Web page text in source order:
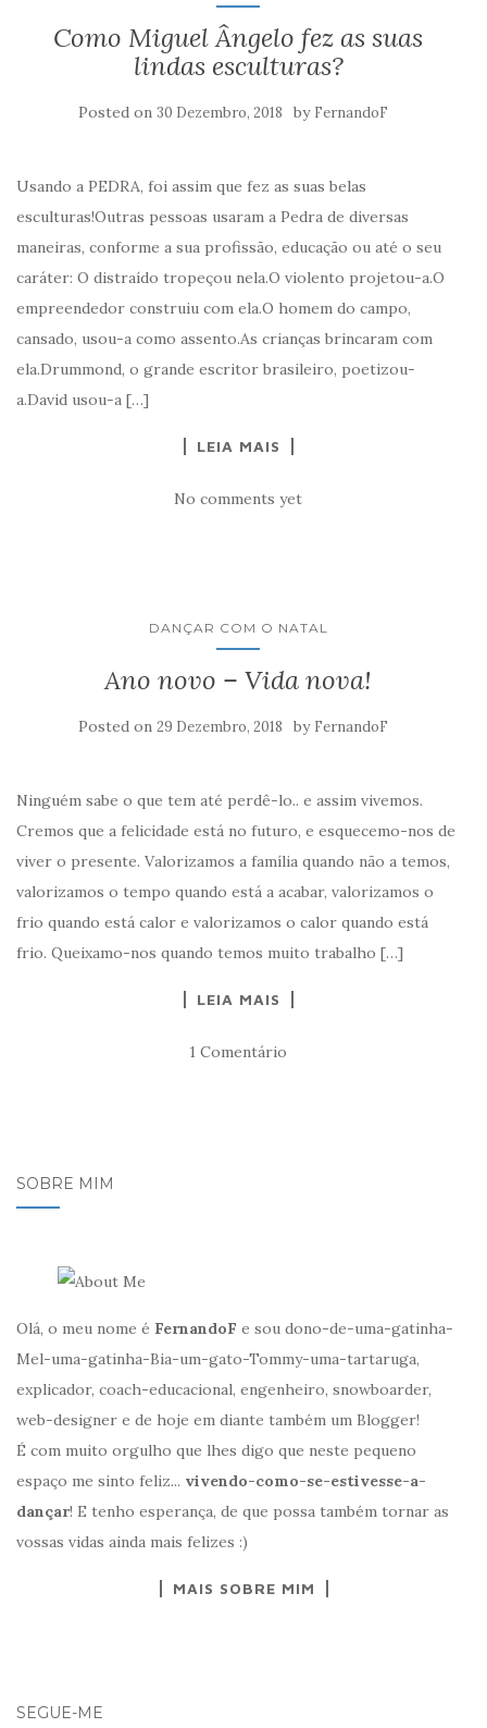
Como Miguel Ângelo fez as suas
lindas esculturas?
Posted on 30 Dezembro, 2018 by FernandoF
Usando a PEDRA, foi assim que fez as suas belas
esculturas!Outras pessoas usaram a Pedra de diversas
maneiras, conforme a sua profissão, educação ou até o seu
caráter: O distraído tropeçou nela.O violento projetou-a.O
empreendedor construiu com ela.O homem do campo,
cansado, usou-a como assento.As crianças brincaram com
ela.Drummond, o grande escritor brasileiro, poetizou-
a.David usou-a […]
LEIA MAIS
No comments yet
DANÇAR COM O NATAL
Ano novo – Vida nova!
Posted on 29 Dezembro, 2018 by FernandoF
Ninguém sabe o que tem até perdê-lo.. e assim vivemos.
Cremos que a felicidade está no futuro, e esquecemo-nos de
viver o presente. Valorizamos a família quando não a temos,
valorizamos o tempo quando está a acabar, valorizamos o
frio quando está calor e valorizamos o calor quando está
frio. Queixamo-nos quando temos muito trabalho […]
LEIA MAIS
1 Comentário
SOBRE MIM
Olá, o meu nome é FernandoF e sou dono-de-uma-gatinha-
Mel-uma-gatinha-Bia-um-gato-Tommy-uma-tartaruga,
explicador, coach-educacional, engenheiro, snowboarder,
web-designer e de hoje em diante também um Blogger!
É com muito orgulho que lhes digo que neste pequeno
espaço me sinto feliz... vivendo-como-se-estivesse-a-
dançar! E tenho esperança, de que possa também tornar as
vossas vidas ainda mais felizes :)
MAIS SOBRE MIM
SEGUE-ME